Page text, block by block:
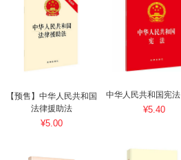
【预售】中华人民共和国
法律援助法
¥5.00
中华人民共和国宪法
¥5.40